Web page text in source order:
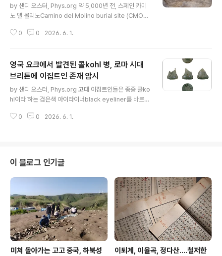
by 샌디 오스터, Phys.org 약 5,000년 전, 스페인 카미
노 델 몰리노Camino del Molino burial site (CMOL)
을 가능성이 높다.바위를 깎아 만든 거대한 원형 매장 동굴
행 중이다.최근 국제 고병리학 저널(International Journ
al of Paleopathology)에 발표된 새로운 연구는 이러한
질병들이 얼마나 만연했는지, 그리고 유골에 어떤 흔적을
남겼는지 밝혀냈다.기원전 3천년 무렵으로 추정되는 이 매
장지는 700년 이상 반복적으로 사용되었으며, 그 결과 남
녀노소를 불문하고 수많은 유..
0 0 2026. 6. 1.
영국 요크에서 발견된 콜kohl 병, 로마 시대
브리튼에 이집트인 존재 암시
by 샌디 오스터, Phys.org 고대 이집트인들은 종종 콜ko
hl이라 하는 검은색 아이라이너black eyeliner를 바르는
했다.콜 용기는 주로 이집트와 수단(누비아) 지역에서 발견
되었다.이 용기의 중요성은 수십 년 후 바비칸 연구소Barb
ican Research Associates 힐러리 쿨Hillary Cool
박사가 자료를 정리하던 중 이 유리병이 이집트 콜 병과 놀
랍도록 유사하다는 사실을 발견하면서 주목받게 되었다.이
로써 이 유리병은 로마 시대 영국에서 발견된..
0 0 2026. 6. 1.
이 블로그 인기글
미쳐 돌아가는 고고 중국, 하북성
이퇴계, 이율곡, 정다산....철저한